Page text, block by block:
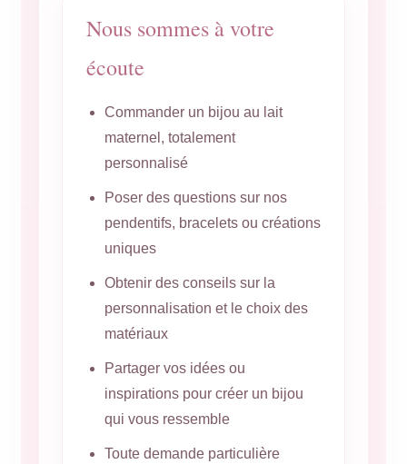
Nous sommes à votre
écoute
Commander un bijou au lait
maternel, totalement
personnalisé
Poser des questions sur nos
pendentifs, bracelets ou créations
uniques
Obtenir des conseils sur la
personnalisation et le choix des
matériaux
Partager vos idées ou
inspirations pour créer un bijou
qui vous ressemble
Toute demande particulière